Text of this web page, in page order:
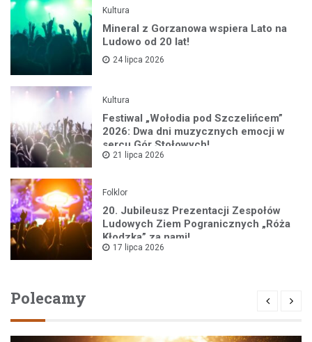
Kultura
Mineral z Gorzanowa wspiera Lato na
Ludowo od 20 lat!
24 lipca 2026
Kultura
Festiwal „Wołodia pod Szczelińcem”
2026: Dwa dni muzycznych emocji w
sercu Gór Stołowych!
21 lipca 2026
Folklor
20. Jubileusz Prezentacji Zespołów
Ludowych Ziem Pogranicznych „Róża
Kłodzka” za nami!
17 lipca 2026
Polecamy